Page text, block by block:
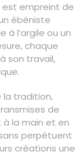
est empreint de
ébéniste
à l’argile ou un
chaque
son travail,
la tradition,
de
à la main et en
perpétuent
créations une